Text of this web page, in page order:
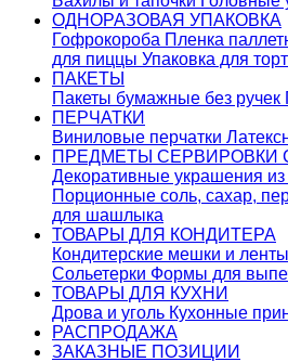
ОДНОРАЗОВАЯ УПАКОВКА
Гофрокороба Пленка
для пиццы Упаковка для
ПАКЕТЫ
Пакеты бумажные без ручек
ПЕРЧАТКИ
Виниловые перчатки
ПРЕДМЕТЫ СЕРВИРОВКИ
Декоративные украшения из
Порционные соль, сахар,
для шашлыка
ТОВАРЫ ДЛЯ КОНДИТЕРА
Кондитерские мешки и ленты
Сольетерки Формы для
ТОВАРЫ ДЛЯ КУХНИ
Дрова и уголь Кухонные
РАСПРОДАЖА
ЗАКАЗНЫЕ ПОЗИЦИИ